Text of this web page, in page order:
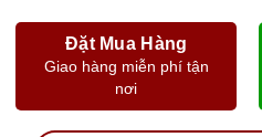
Đặt Mua Hàng
Giao hàng miễn phí tận
nơi